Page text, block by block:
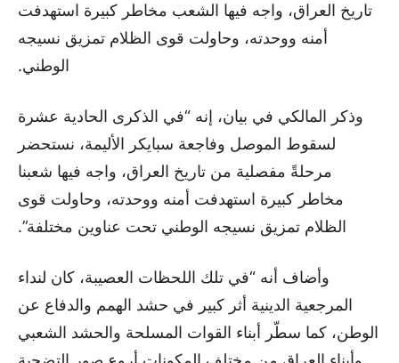
تاريخ العراق، واجه فيها الشعب مخاطر كبيرة استهدفت
أمنه ووحدته، وحاولت قوى الظلام تمزيق نسيجه
الوطني.
وذكر المالكي في بيان، إنه “في الذكرى الحادية عشرة
لسقوط الموصل وفاجعة سبايكر الأليمة، نستحضر
مرحلةً مفصلية من تاريخ العراق، واجه فيها شعبنا
مخاطر كبيرة استهدفت أمنه ووحدته، وحاولت قوى
الظلام تمزيق نسيجه الوطني تحت عناوين مختلفة”.
وأضاف أنه “في تلك اللحظات العصيبة، كان لنداء
المرجعية الدينية أثر كبير في حشد الهمم والدفاع عن
الوطن، كما سطّر أبناء القوات المسلحة والحشد الشعبي